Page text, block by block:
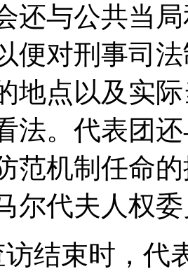
还与公共当
便对刑事司
地点以及实
法。代表团
范机制任命
尔代夫人权
访结束时，代